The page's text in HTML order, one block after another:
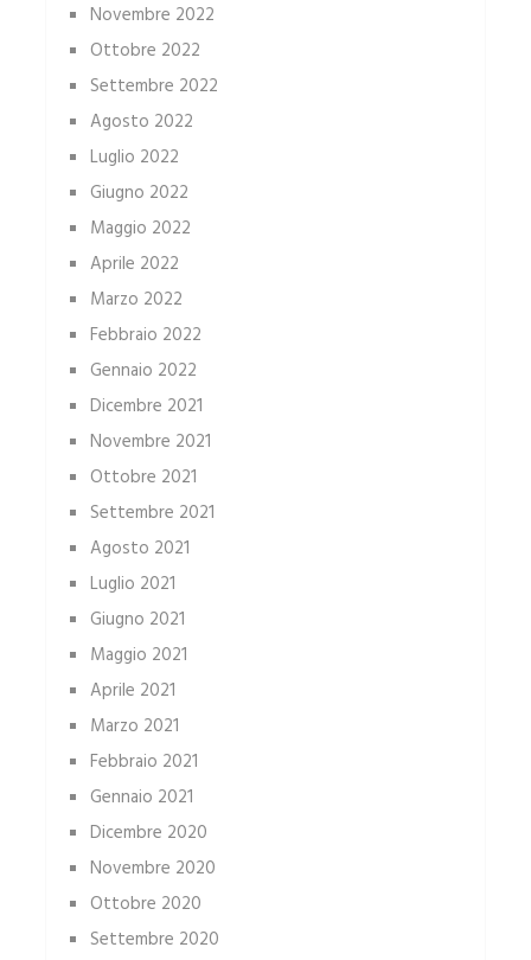
Novembre 2022
Ottobre 2022
Settembre 2022
Agosto 2022
Luglio 2022
Giugno 2022
Maggio 2022
Aprile 2022
Marzo 2022
Febbraio 2022
Gennaio 2022
Dicembre 2021
Novembre 2021
Ottobre 2021
Settembre 2021
Agosto 2021
Luglio 2021
Giugno 2021
Maggio 2021
Aprile 2021
Marzo 2021
Febbraio 2021
Gennaio 2021
Dicembre 2020
Novembre 2020
Ottobre 2020
Settembre 2020